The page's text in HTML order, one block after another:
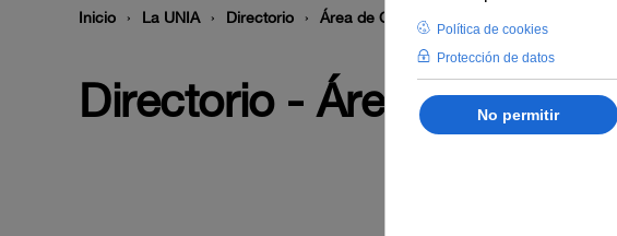
Inicio La UNIA Directorio Área de Control Interno
Directorio - Área de